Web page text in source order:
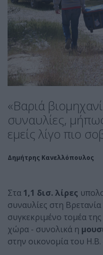
«Βαριά
συναυλίες,
εμείς λίγο πιο
Δημήτρης Κανελλόπουλος
Στα 1,1 δισ. λίρες
συναυλίες στη Βρετανία
συγκεκριμένο τομέα
χώρα - συνολικά η
στην οικονομία του Η.Β.